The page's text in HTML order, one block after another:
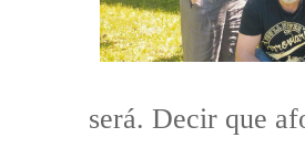
será. Decir que